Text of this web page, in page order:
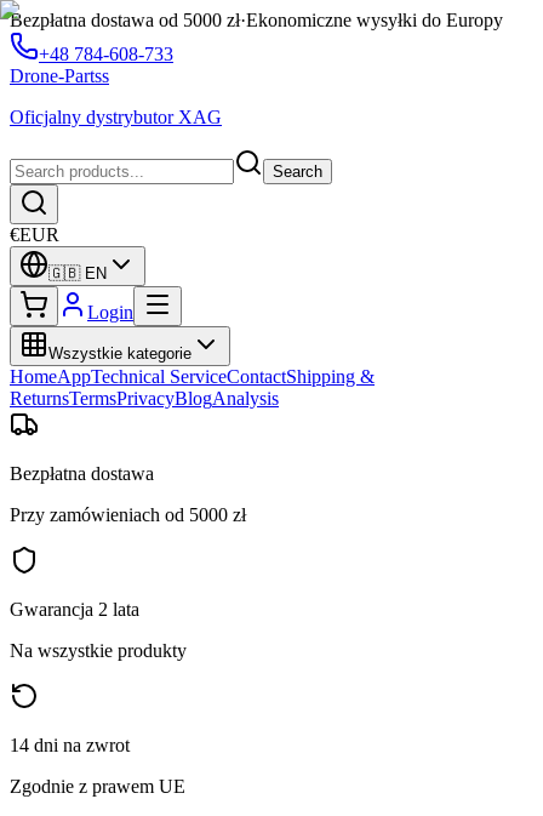
Bezpłatna dostawa od 5000 zł·Ekonomiczne wysyłki do Europy
+48 784-608-733
Drone-Partss
Oficjalny dystrybutor XAG
Search
€EUR
🇬🇧 EN
Login
Wszystkie kategorie
HomeAppTechnical ServiceContactShipping &
ReturnsTermsPrivacyBlogAnalysis
Bezpłatna dostawa
Przy zamówieniach od 5000 zł
Gwarancja 2 lata
Na wszystkie produkty
14 dni na zwrot
Zgodnie z prawem UE